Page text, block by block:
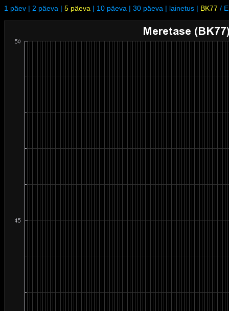
1 päev | 2 päeva | 5 päeva | 10 päeva | 30 päeva | lainetus | BK77 /